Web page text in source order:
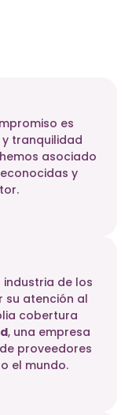
es
tranquilidad
asociado
y
de los
su atención al
cobertura
, una empresa
proveedores
el mundo.